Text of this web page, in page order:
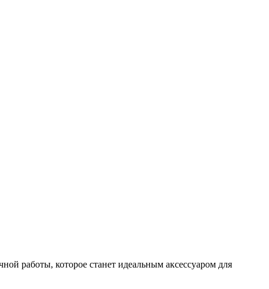
работы, которое станет идеальным аксессуаром для